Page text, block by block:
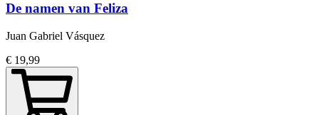
De namen van Feliza
Juan Gabriel Vásquez
€ 19,99